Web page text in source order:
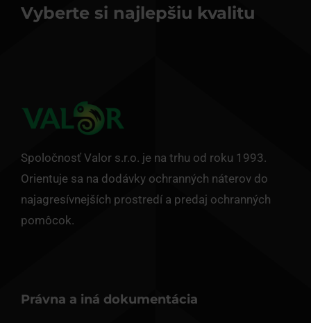
Vyberte si najlepšiu kvalitu
Spoločnosť Valor s.r.o. je na trhu od roku 1993.
Orientuje sa na dodávky ochranných náterov do
najagresívnejších prostredí a predaj ochranných
pomôcok.
Právna a iná dokumentácia